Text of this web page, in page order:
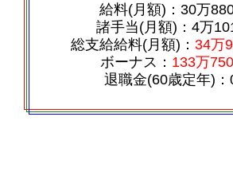
給料(月額)：30万
諸手当(月額)：4万
総支給給料(月額)： 34万
ボーナス： 133万
退職金(60歳定年)：